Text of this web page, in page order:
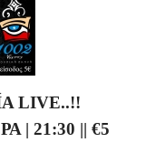
LIVE..!!
| 21:30 || €5